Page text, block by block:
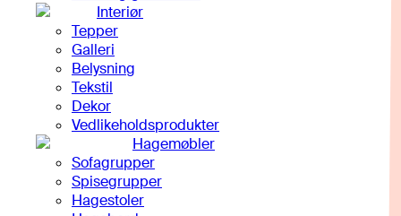
Interiør
Tepper
Galleri
Belysning
Tekstil
Dekor
Vedlikeholdsprodukter
Hagemøbler
Sofagrupper
Spisegrupper
Hagestoler